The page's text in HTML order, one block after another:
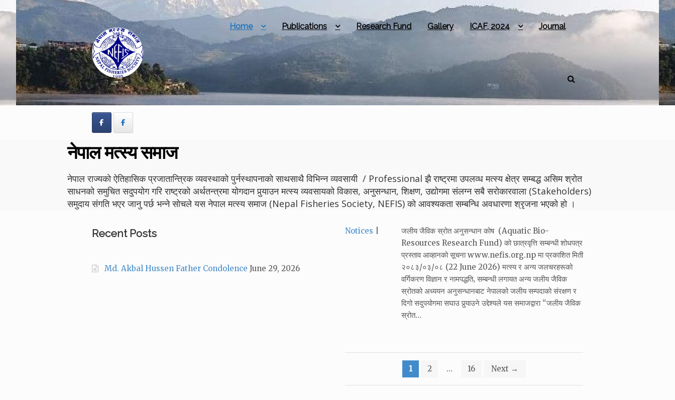
Skip
to
navigation
Skip
to
content
Home Publications Research Fund Gallery ICAF, 2024 Journal
नेपाल मत्स्य समाज
नेपाल राज्यको ऐतिहासिक प्रजातान्त्रिक व्यवस्थाको पुर्नस्थापनाको साथसाथै विभिन्न व्यवसायी / Professional झै राष्ट्रमा उपलव्ध मत्स्य क्षेत्र सम्बद्ध असिम श्रोत
साधनको समुचित सदुपयोग गरि राष्ट्रको अर्थतन्त्रमा योगदान पुर्‍याउन मत्स्य व्यवसायको विकास, अनुसन्धान, शिक्षण, उद्योगमा संलग्न सबै सरोकारवाला (Stakeholders)
समुदाय संगति भएर जानु पर्छ भन्ने सोचले यस नेपाल मत्स्य समाज (Nepal Fisheries Society, NEFIS) को आवश्यकता सम्बन्धि अवधारणा श्रृजना भएको हो ।
Recent Posts
Md. Akbal Hussen Father Condolence June 29, 2026
Categories:
Notices
जलीय जैविक स्रोत अनुसन्धान कोष (Aquatic Bio-
Resources Research Fund) को छात्रवृत्ति सम्बन्धी शोधपत्र
प्रस्ताव आव्हानको सूचना www.nefis.org.np मा प्रकाशित मिती
२०८३/०३/०८ (22 June 2026) मत्स्य र अन्य जलचरहरूको
वर्गिकरण विज्ञान र नामपद्धति‚ सम्बन्धी लगायत अन्य जलीय जैविक
स्रोतको अध्ययन अनुसन्धानबाट नेपालको जलीय सम्पदाको संरक्षण र
दिगो सदुपयोगमा सघाउ पुर्‍याउने उद्देश्यले यस समाजद्वारा “जलीय जैविक
स्रोत…
pagination
1 2 … 16 Next →